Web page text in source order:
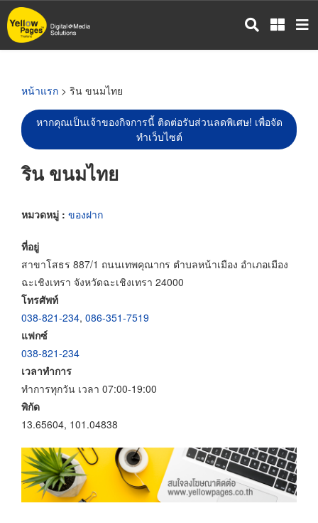
ข้าม
ไป
หน้าแรก > ริน ขนมไทย
หากคุณเป็นเจ้าของกิจการนี้ ติดต่อรับส่วนลดพิเศษ! เพื่อจัด
ทำเว็บไซต์
ริน ขนมไทย
หมวดหมู่ : ของฝาก
ที่อยู่
สาขาโสธร 887/1 ถนนเทพคุณากร ตำบลหน้าเมือง อำเภอเมือง
ฉะเชิงเทรา จังหวัดฉะเชิงเทรา 24000
โทรศัพท์
038-821-234, 086-351-7519
แฟกซ์
038-821-234
เวลาทำการ
ทำการทุกวัน เวลา 07:00-19:00
พิกัด
13.65604, 101.04838